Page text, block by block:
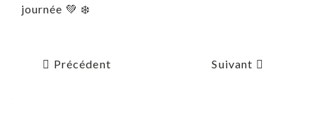
journée 💚 ❄️
Précédent Suivant